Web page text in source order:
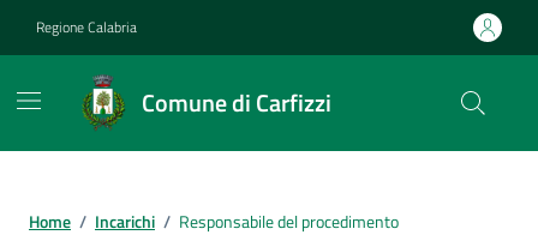
Regione Calabria
Comune di Carfizzi
Home / Incarichi / Responsabile del procedimento